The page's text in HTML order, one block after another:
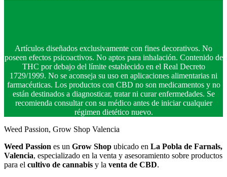
Artículos diseñados exclusivamente con fines decorativos. No
poseen efectos psicoactivos. No aptos para inhalación. Contenido de
THC por debajo del límite establecido en el Real Decreto
1729/1999. No se aconseja su uso en aplicaciones alimentarias ni
farmacéuticas. Los productos con CBD no son medicamentos y no
están destinados a diagnosticar, tratar ni curar enfermedades. Se
recomienda consultar con su médico antes de iniciar cualquier
régimen dietético nuevo.
Weed Passion, Grow Shop Valencia
Weed Passion es un Grow Shop ubicado en La Pobla de Farnals,
Valencia, especializado en la venta y asesoramiento sobre productos
para el cultivo de cannabis y la venta de CBD.